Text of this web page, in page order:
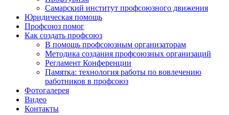
Самарский институт профсоюзного движения
Юридическая помощь
Профсоюз помог
Как создать профсоюз
В помощь профсоюзным организаторам
Методика создания профсоюзных организаций
Регламент Конференции
Памятка: технология работы по вовлечению
работников в профсоюз
Фотогалерея
Видео
Контакты